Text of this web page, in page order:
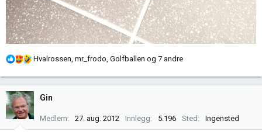
R
k
s
j
o
Hvalrossen, mr_frodo, Golfballen og 7 andre
Gin
Medlem 27. aug. 2012 Innlegg 5.196 Sted Ingensted